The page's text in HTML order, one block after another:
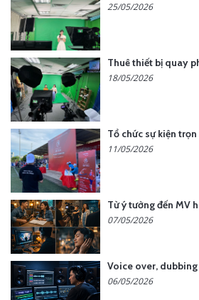
25/05/2026
18/05/2026
11/05/2026
07/05/2026
06/05/2026